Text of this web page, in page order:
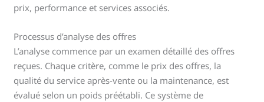
prix, performance et services associés.
Processus d’analyse des offres
L’analyse commence par un examen détaillé des offres
reçues. Chaque critère, comme le prix des offres, la
qualité du service après-vente ou la maintenance, est
évalué selon un poids préétabli. Ce système de